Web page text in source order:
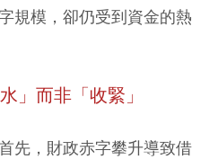
規模，卻仍受到資金的熱
」而非「收緊」
先，財政赤字攀升導致借